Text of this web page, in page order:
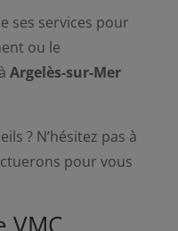
ses services pour
ou le
Argelès-sur-Mer
? N’hésitez pas à
pour vous